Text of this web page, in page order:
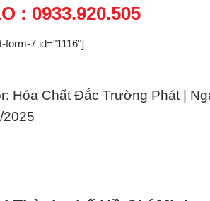
: 0933.920.505
form-7 id="1116"]
Hóa Chất Đắc Trường Phát |
2025